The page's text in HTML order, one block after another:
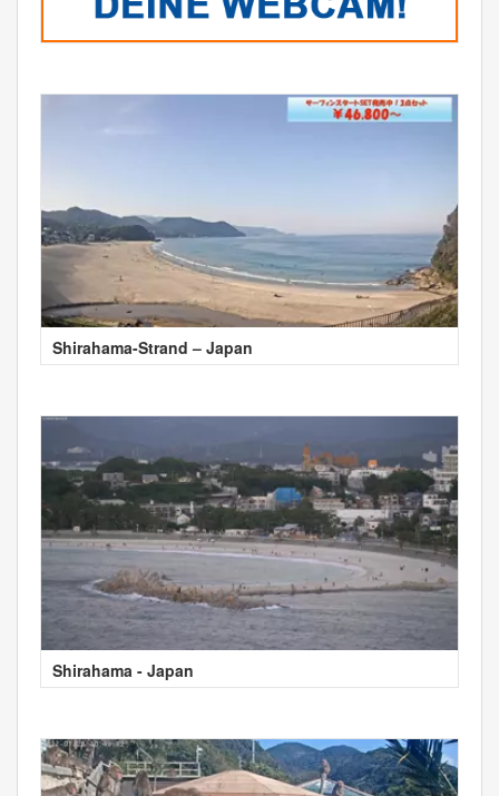
Shirahama-Strand – Japan
Shirahama - Japan